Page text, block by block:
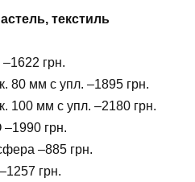
текстиль
грн.
80 мм с упл. –1895 грн.
100 мм с упл. –2180 грн.
грн.
–885 грн.
грн.